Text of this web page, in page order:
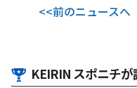
<<前のニュースへ
KEIRIN スポニチ